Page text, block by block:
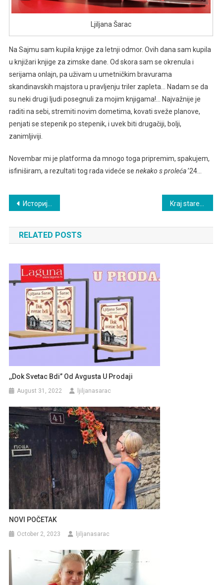
Ljiljana Šarac
Na Sajmu sam kupila knjige za letnji odmor. Ovih dana sam kupila
u knjižari knjige za zimske dane. Od skora sam se okrenula i
serijama onlajn, pa uživam u umetničkim bravurama
skandinavskih majstora u pravljenju triler zapleta… Nadam se da
su neki drugi ljudi posegnuli za mojim knjigama!… Najvažnije je
raditi na sebi, stremiti novim dometima, kovati sveže planove,
penjati se stepenik po stepenik, i uvek biti drugačiji, bolji,
zanimljiviji.
Novembar mi je platforma da mnogo toga pripremim, spakujem,
isfiniširam, a rezultati tog rada videće se nekako s proleća’24…
Post
navigation
Историја и традиција иду руку под руку
RELATED POSTS
,,Dok Svetac Bdi’’ Od Avgusta U Prodaji
August 31, 2022 ljiljanasarac
NOVI POČETAK
October 2, 2023 ljiljanasarac